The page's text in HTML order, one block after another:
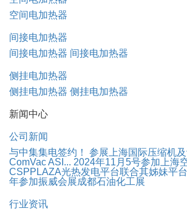
空间电加热器
间接电加热器
间接电加热器 间接电加热器
侧挂电加热器
侧挂电加热器 侧挂电加热器
新闻中心
公司新闻
与中集集电签约！
参展上海国际压缩机
ComVac ASI... 2024年11月5号参加上海
CSPPLAZA光热发电平台联合其姊妹平
年参加振威会展成都石油化工展
行业资讯